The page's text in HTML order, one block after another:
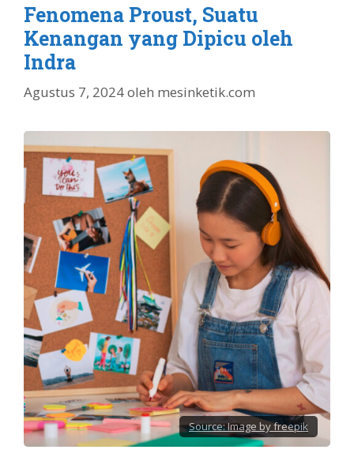
Fenomena Proust, Suatu
Kenangan yang Dipicu oleh
Indra
Agustus 7, 2024oleh mesinketik.com
Source:Image by freepik